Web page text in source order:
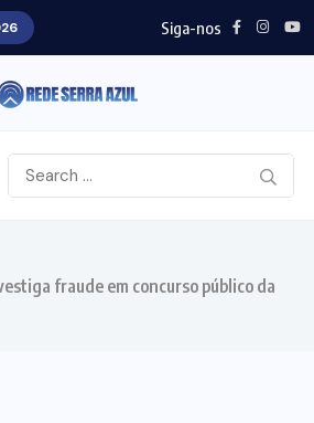
Siga-nos
fraude em concurso público da